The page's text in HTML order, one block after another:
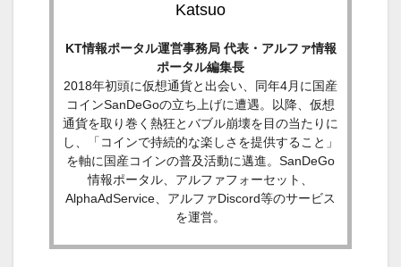
Katsuo
KT情報ポータル運営事務局 代表・アルファ情報
ポータル編集長
2018年初頭に仮想通貨と出会い、同年4月に国産
コインSanDeGoの立ち上げに遭遇。以降、仮想
通貨を取り巻く熱狂とバブル崩壊を目の当たりに
し、「コインで持続的な楽しさを提供すること」
を軸に国産コインの普及活動に邁進。SanDeGo
情報ポータル、アルファフォーセット、
AlphaAdService、アルファDiscord等のサービス
を運営。